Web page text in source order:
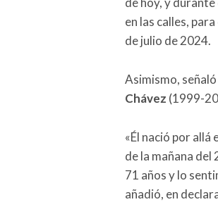
en las calles,
de julio de 2024.
Asimismo,
Chávez (1999-
«Él nació por allá
de la mañana
71 años y lo
añadió, en